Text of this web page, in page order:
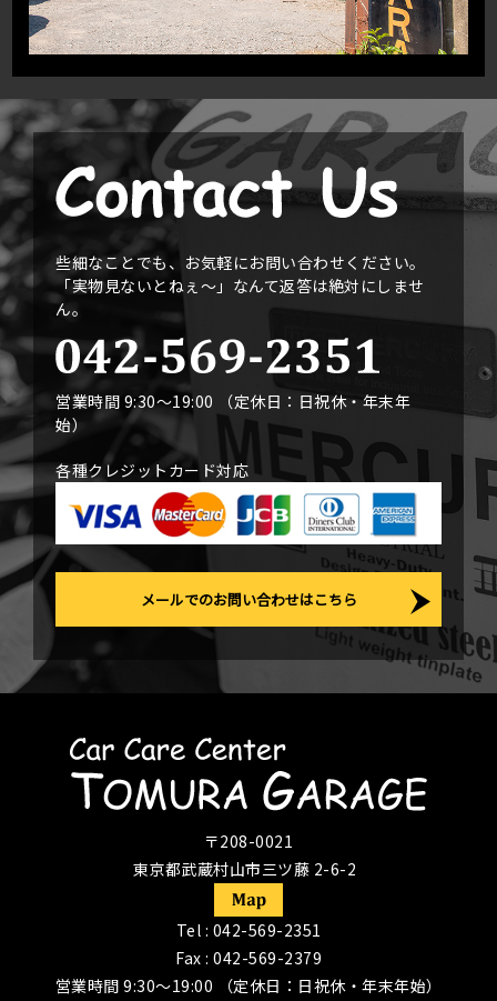
些細なことでも、お気軽にお問い合わせください。
「実物見ないとねぇ〜」なんて返答は絶対にしませ
ん。
営業時間 9:30〜19:00 （定休日：日祝休・年末年
始）
各種クレジットカード対応
メールでのお問い合わせはこちら
〒208-0021
東京都武蔵村山市三ツ藤 2-6-2
Tel : 042-569-2351
Fax : 042-569-2379
営業時間 9:30〜19:00 （定休日：日祝休・年末年始）